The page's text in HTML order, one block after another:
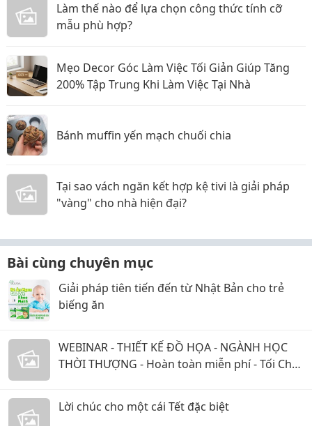
Làm thế nào để lựa chọn công thức tính cỡ
mẫu phù hợp?
Mẹo Decor Góc Làm Việc Tối Giản Giúp Tăng
200% Tập Trung Khi Làm Việc Tại Nhà
Bánh muffin yến mạch chuối chia
Tại sao vách ngăn kết hợp kệ tivi là giải pháp
"vàng" cho nhà hiện đại?
Bài cùng chuyên mục
Giải pháp tiên tiến đến từ Nhật Bản cho trẻ
biếng ăn
WEBINAR - THIẾT KẾ ĐỒ HỌA - NGÀNH HỌC
THỜI THƯỢNG - Hoàn toàn miễn phí - Tối Chủ
Lời chúc cho một cái Tết đặc biệt